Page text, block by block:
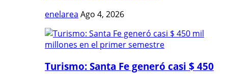
enelarea Ago 4, 2026
Turismo: Santa Fe generó casi $ 450